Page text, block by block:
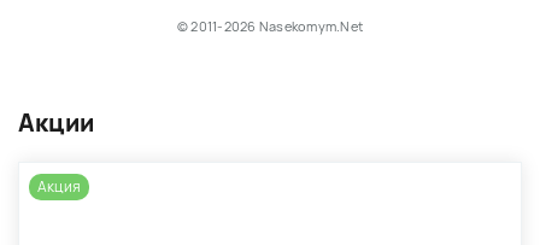
Акции
Акция
© 2011-2026 Nasekomym.Net